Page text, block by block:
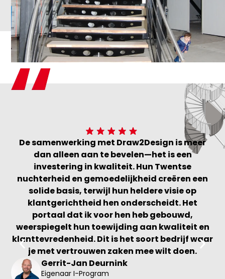
De samenwerking met Draw2Design is meer
dan alleen aan te bevelen—het is een
investering in kwaliteit. Hun Twentse
nuchterheid en gemoedelijkheid creëren een
solide basis, terwijl hun heldere visie op
klantgerichtheid hen onderscheidt. Het
portaal dat ik voor hen heb gebouwd,
weerspiegelt hun toewijding aan kwaliteit en
klanttevredenheid. Dit is het soort bedrijf waar
je met vertrouwen zaken mee wilt doen.
Gerrit-Jan Deurnink
Eigenaar I-Program